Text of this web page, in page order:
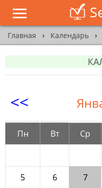
Главная › Календарь ›
<<
Пн Вт Ср
5
6 7